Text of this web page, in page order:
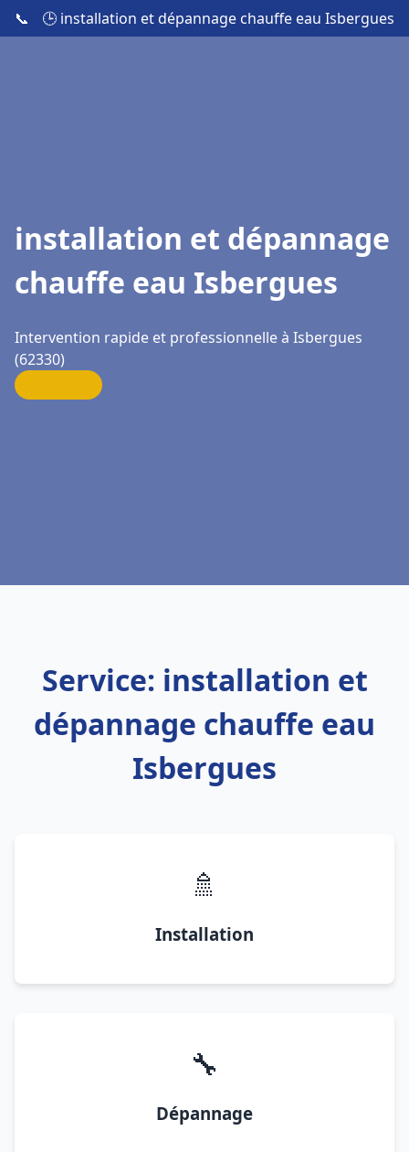
📞 🕒 installation et dépannage chauffe eau Isbergues
installation et dépannage
chauffe eau Isbergues
Intervention rapide et professionnelle à Isbergues
(62330)
Service: installation et
dépannage chauffe eau
Isbergues
🚿
Installation
🔧
Dépannage